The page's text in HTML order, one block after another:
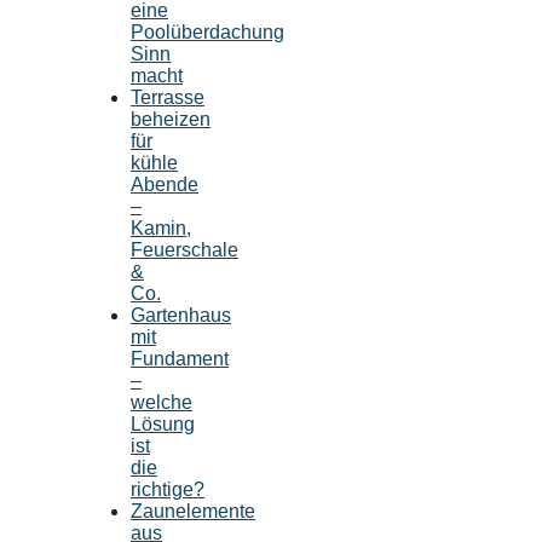
eine
Poolüberdachung
Sinn
macht
Terrasse
beheizen
für
kühle
Abende
–
Kamin,
Feuerschale
&
Co.
Gartenhaus
mit
Fundament
–
welche
Lösung
ist
die
richtige?
Zaunelemente
aus